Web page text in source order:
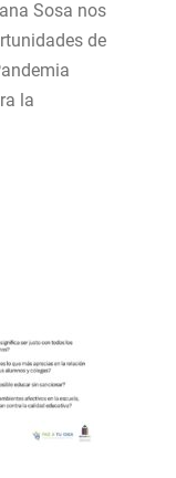
Sosa nos
de
la